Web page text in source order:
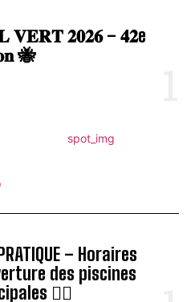
𝐕𝐄𝐑𝐓 𝟐𝟎𝟐𝟔 – 𝟒𝟐e
🐝
– Horaires
des piscines
🏊‍♂️